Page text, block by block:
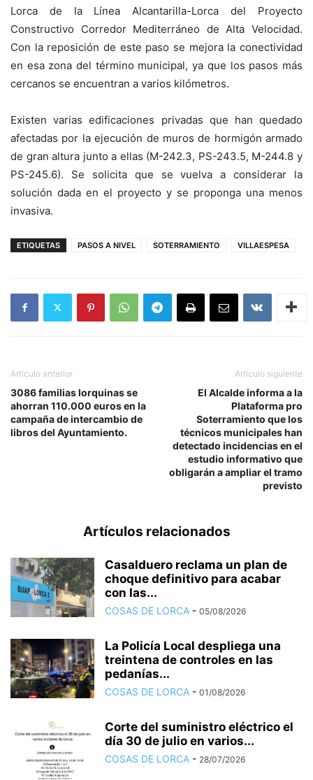
Lorca de la Línea Alcantarilla-Lorca del Proyecto
Constructivo Corredor Mediterráneo de Alta Velocidad.
Con la reposición de este paso se mejora la conectividad
en esa zona del término municipal, ya que los pasos más
cercanos se encuentran a varios kilómetros.
Existen varias edificaciones privadas que han quedado
afectadas por la ejecución de muros de hormigón armado
de gran altura junto a ellas (M-242.3, PS-243.5, M-244.8 y
PS-245.6). Se solicita que se vuelva a considerar la
solución dada en el proyecto y se proponga una menos
invasiva.
ETIQUETAS PASOS A NIVEL SOTERRAMIENTO VILLAESPESA
Artículo anterior
3086 familias lorquinas se
ahorran 110.000 euros en la
campaña de intercambio de
libros del Ayuntamiento.
Artículo siguiente
El Alcalde informa a la
Plataforma pro
Soterramiento que los
técnicos municipales han
detectado incidencias en el
estudio informativo que
obligarán a ampliar el tramo
previsto
Artículos relacionados
Casalduero reclama un plan de
choque definitivo para acabar
con las...
COSAS DE LORCA - 05/08/2026
La Policía Local despliega una
treintena de controles en las
pedanías...
COSAS DE LORCA - 01/08/2026
Corte del suministro eléctrico el
día 30 de julio en varios...
COSAS DE LORCA - 28/07/2026